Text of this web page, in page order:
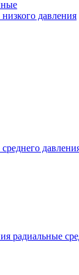
давления
радиальные